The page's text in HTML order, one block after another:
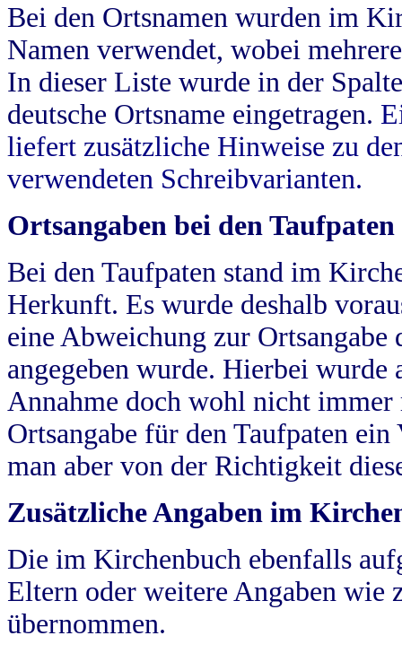
Bei den Ortsnamen wurden im
Namen verwendet, wobei
In dieser Liste wurde in der
deutsche Ortsname eingetragen.
liefert zusätzliche Hinweise zu
verwendeten Schreibvarianten.
Ortsangaben bei den Taufpaten
Bei den Taufpaten stand im
Herkunft. Es wurde deshalb
eine Abweichung zur
angegeben wurde. Hierbei wurde
Annahme doch wohl nicht
Ortsangabe für den Taufpaten
man aber von der Richtigkeit
Zusätzliche Angaben im
Die im Kirchenbuch ebenfalls
Eltern oder weitere Angaben wie
übernommen.